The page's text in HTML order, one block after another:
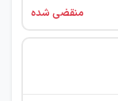
منقضی شده